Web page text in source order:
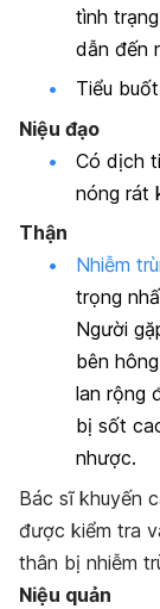
tình
dẫn đến
Tiểu
Niệu đạo
Có dịch
nóng rát
Thận
Nhiễm
trọng
Người
bên
lan rộng
bị sốt
nhược.
Bác sĩ khuyến
được kiểm tra
thân bị nhiễm
Niệu quản